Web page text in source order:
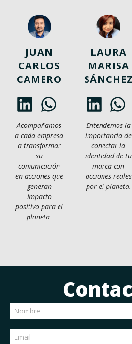
JUAN
CARLOS
CAMERO
Acompañamos
a cada empresa
a transformar
su
comunicación
en acciones que
generan
impacto
positivo para el
planeta.
LAURA
MARISA
SÁNCHEZ
Entendemos la
importancia de
conectar la
identidad de tu
marca con
acciones reales
por el planeta.